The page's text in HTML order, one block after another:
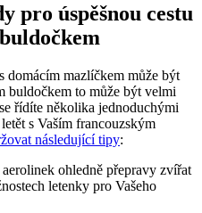
pro úspěšnou cestu
domácím mazlíčkem může být
buldočkem to může být velmi
řídíte několika jednoduchými
s Vaším francouzským
následující tipy:
ohledně přepravy zvířat
letenky pro Vašeho